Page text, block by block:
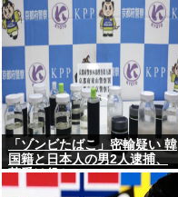
「ゾンビたばこ」密輸疑い 韓
国籍と日本人の男2人逮捕、
荷受け役か